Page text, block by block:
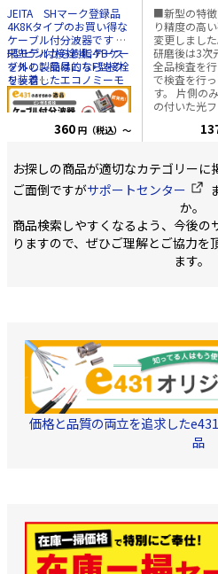
JEITA SHマーク登録品
4K8Kタイプのお買い得な
ケーブル付分波器です 従
来モデルから樹脂ケース
を外し、簡易的なF型接栓
を装着したエコノミーモ
デル CATV/UHF(地上波デ
ジタル放送)と衛星放送
使用します。 50cmのケ
です。 ・周波数 10～
3,224MHz対応 VHF/UHF
側:10-770MHz BS/CS
4C-FB 2重シールド 同軸
ケーブル採用 ・ケーブル
長 50cm F型コネクタ
F型ピン付接栓 4C-FBケー
ブルの製品はこちらをク
リック
360 円（税込）～
■新型の特
り精度の高
変更しまし
研磨後は3次
全品検査を
で検査を行
す。 片側のみにコネクタ
の付いた光
メカニカル
モード)9/
タ ・研磨面
1m ・UV心線
包状態 10個
吸収性の高
出荷いたし
単位は10個
ました。
お探しの商品が適切なカテゴリーに
ご面倒ですがサポートセンター
か。
商品検索しやすくなるよう、今後の
りますので、ぜひご理解とご協力
ます。
価格と品質の両立を追求した
品